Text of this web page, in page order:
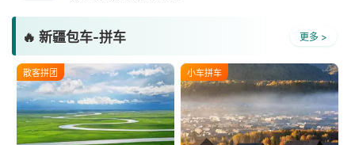
🔥 新疆包车-拼车 更多 >
散客拼团 小车拼车